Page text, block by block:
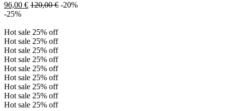
96,00 € 120,00€ -20%
-25%
Hot sale 25% off
Hot sale 25% off
Hot sale 25% off
Hot sale 25% off
Hot sale 25% off
Hot sale 25% off
Hot sale 25% off
Hot sale 25% off
Hot sale 25% off